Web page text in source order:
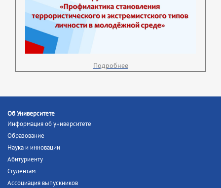
Подробнее
Об Университете
Информация об университете
Образование
Наука и инновации
Абитуриенту
Студентам
Ассоциация выпускников